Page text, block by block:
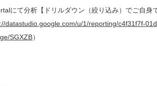
にて分析【ドリルダウン（絞り込み）でご自
datastudio.google.com/u/1/reporting/c4f31f7f-
SGXZB）